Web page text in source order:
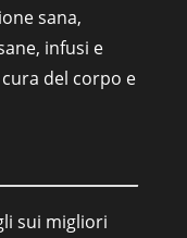
sana,
infusi e
del corpo e
sui migliori